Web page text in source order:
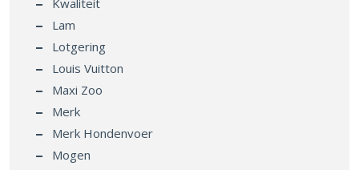
Lam
Lotgering
Louis Vuitton
Maxi Zoo
Merk
Merk Hondenvoer
Mogen
Naam